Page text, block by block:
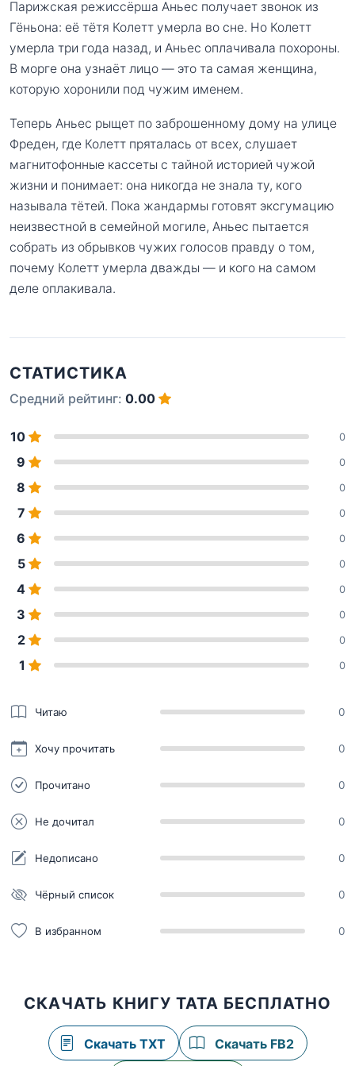
Парижская режиссёрша Аньес получает звонок из
Гёньона: её тётя Колетт умерла во сне. Но Колетт
умерла три года назад, и Аньес оплачивала похороны.
В морге она узнаёт лицо — это та самая женщина,
которую хоронили под чужим именем.
Теперь Аньес рыщет по заброшенному дому на улице
Фреден, где Колетт пряталась от всех, слушает
магнитофонные кассеты с тайной историей чужой
жизни и понимает: она никогда не знала ту, кого
называла тётей. Пока жандармы готовят эксгумацию
неизвестной в семейной могиле, Аньес пытается
собрать из обрывков чужих голосов правду о том,
почему Колетт умерла дважды — и кого на самом
деле оплакивала.
СТАТИСТИКА
Средний рейтинг: 0.00
10 0
9 0
8 0
7 0
6 0
5 0
4 0
3 0
2 0
1 0
Читаю 0
Хочу прочитать 0
Прочитано 0
Не дочитал 0
Недописано 0
Чёрный список 0
В избранном 0
СКАЧАТЬ КНИГУ ТАТА БЕСПЛАТНО
Скачать TXT Скачать FB2